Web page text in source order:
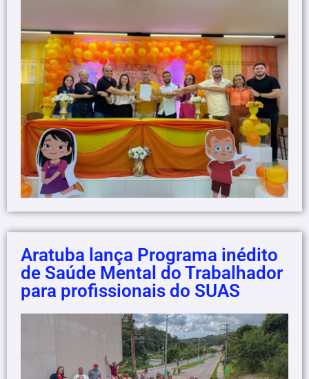
Aratuba lança Programa inédito
de Saúde Mental do Trabalhador
para profissionais do SUAS